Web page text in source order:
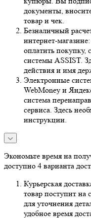
документы,
товар и чек.
Безналичный
интернет-
оплатить покупку,
системы ASSIST.
действия и имя
Электронные
WebMoney и
система
сервиса. Здесь
инструкции.
Экономьте время на
доступно 4 варианта
Курьерская
товар поступит на
для уточнения
удобное время